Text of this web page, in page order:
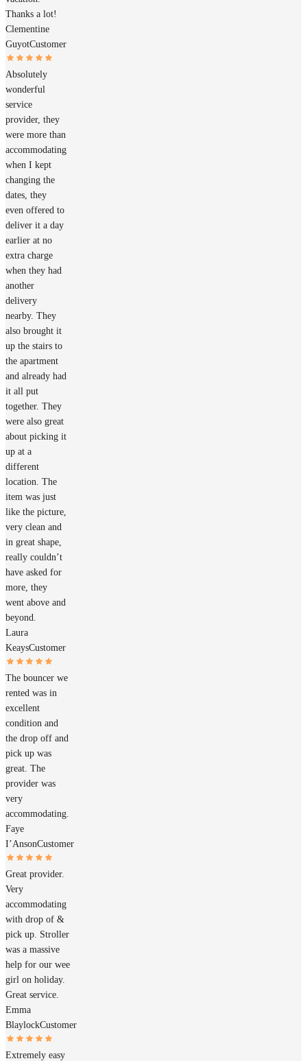
Thanks a lot!
Clementine
GuyotCustomer
Absolutely
wonderful
service
provider, they
were more than
accommodating
when I kept
changing the
dates, they
even offered to
deliver it a day
earlier at no
extra charge
when they had
another
delivery
nearby. They
also brought it
up the stairs to
the apartment
and already had
it all put
together. They
were also great
about picking it
up at a
different
location. The
item was just
like the picture,
very clean and
in great shape,
really couldn’t
have asked for
more, they
went above and
beyond.
Laura
KeaysCustomer
The bouncer we
rented was in
excellent
condition and
the drop off and
pick up was
great. The
provider was
very
accommodating.
Faye
I’AnsonCustomer
Great provider.
Very
accommodating
with drop of &
pick up. Stroller
was a massive
help for our wee
girl on holiday.
Great service.
Emma
BlaylockCustomer
Extremely easy